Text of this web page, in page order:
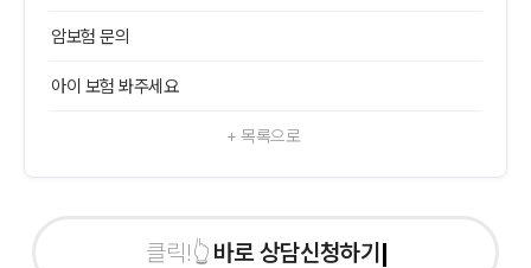
암보험 문의
아이 보험 봐주세요
+ 목록으로
바로 상담신청하기